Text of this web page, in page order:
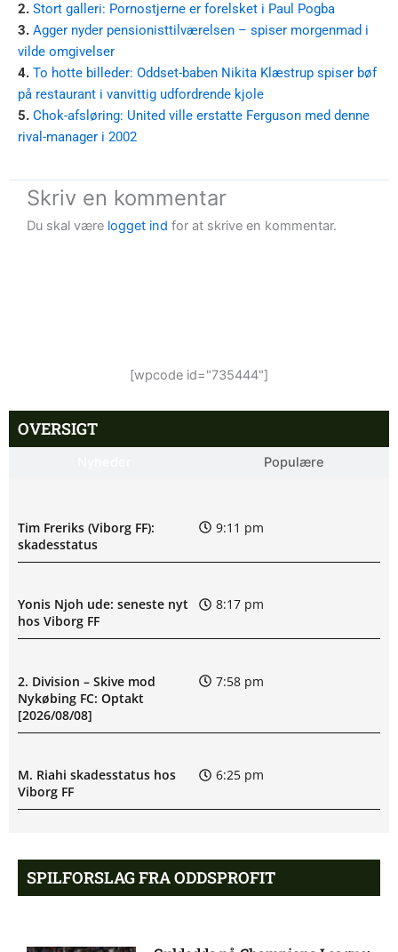
2. Stort galleri: Pornostjerne er forelsket i Paul Pogba
3. Agger nyder pensionisttilværelsen – spiser morgenmad i
vilde omgivelser
4. To hotte billeder: Oddset-baben Nikita Klæstrup spiser bøf
på restaurant i vanvittig udfordrende kjole
5. Chok-afsløring: United ville erstatte Ferguson med denne
rival-manager i 2002
Skriv en kommentar
Du skal være logget ind for at skrive en kommentar.
[wpcode id="735444"]
OVERSIGT
Populære
Tim Freriks (Viborg FF):
skadesstatus
9:11 pm
Yonis Njoh ude: seneste nyt
hos Viborg FF
8:17 pm
2. Division – Skive mod
Nykøbing FC: Optakt
[2026/08/08]
7:58 pm
M. Riahi skadesstatus hos
Viborg FF
6:25 pm
skade hos Bodø/Glimt
Bodo/Glimt: Optakt,
SPILFORSLAG FRA ODDSPROFIT